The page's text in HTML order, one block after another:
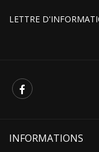
LETTRE
INFORMATIONS